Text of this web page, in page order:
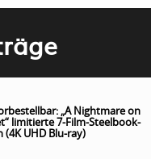
„A Nightmare on
limitierte 7-Film-Steelbook-
(4K UHD Blu-ray)